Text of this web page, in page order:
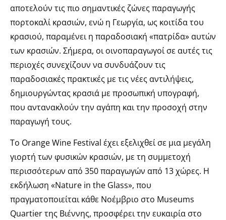
αποτελούν τις πιο σημαντικές ζώνες παραγωγής
πορτοκαλί κρασιών, ενώ η Γεωργία, ως κοιτίδα του
κρασιού, παραμένει η παραδοσιακή «πατρίδα» αυτών
των κρασιών. Σήμερα, οι οινοπαραγωγοί σε αυτές τις
περιοχές συνεχίζουν να συνδυάζουν τις
παραδοσιακές πρακτικές με τις νέες αντιλήψεις,
δημιουργώντας κρασιά με προσωπική υπογραφή,
που αντανακλούν την αγάπη και την προσοχή στην
παραγωγή τους.
Το Orange Wine Festival έχει εξελιχθεί σε μια μεγάλη
γιορτή των φυσικών κρασιών, με τη συμμετοχή
περισσότερων από 350 παραγωγών από 13 χώρες. Η
εκδήλωση «Nature in the Glass», που
πραγματοποιείται κάθε Νοέμβριο στο Museums
Quartier της Βιέννης, προσφέρει την ευκαιρία στο